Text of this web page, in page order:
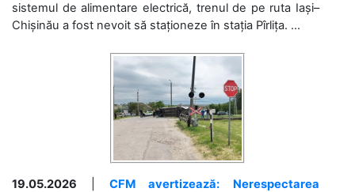
sistemul de alimentare electrică, trenul de pe ruta Iași–
Chișinău a fost nevoit să staționeze în stația Pîrlița. ...
19.05.2026
CFM avertizează: Nerespectarea